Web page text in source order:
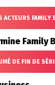
ACTEURS FAMILY
Family
DE FIN DE